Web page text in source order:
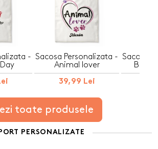
- Sacosa Personalizata -
Animal lover
39,99 Lei
Sacosa
Bag
toate produsele
PERSONALIZATE